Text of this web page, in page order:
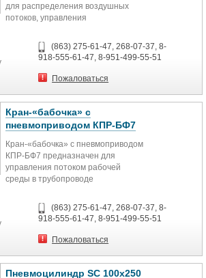
для распределения воздушных
потоков, управления
пневмосистем
Технические характеристики:
Тип распределителя
очистки 25 мкм)
Присоединение G¼", G⅜"
Рабочее давление 0…0,8 МПа
Рабочая температура 0…60°C
(863) 275-61-47, 268-07-37, 8-
918-555-61-47, 8-951-499-55-51
Пожаловаться
Кран-«бабочка» с
пневмоприводом КПР-БФ7
Кран-«бабочка» с пневмоприводом
КПР-БФ7 предназначен для
управления потоком рабочей
среды в трубопроводе
Стандарт присоединения крана к
приводу ISO5211
Технические характеристики:
Параметр
газообразные среды,
(863) 275-61-47, 268-07-37, 8-
918-555-61-47, 8-951-499-55-51
Пожаловаться
Пневмоцилиндр SC 100x250